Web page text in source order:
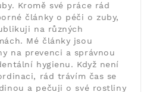
Kromě své práce rád
články o péči o zuby,
na různých
Mé články jsou
na prevenci a správnou
hygienu. Když není
rád trávím čas se
a pečuji o své rostliny